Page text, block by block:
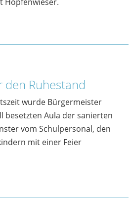
den Ruhestand
wurde Bürgermeister
besetzten Aula der sanierten
vom Schulpersonal, den
mit einer Feier